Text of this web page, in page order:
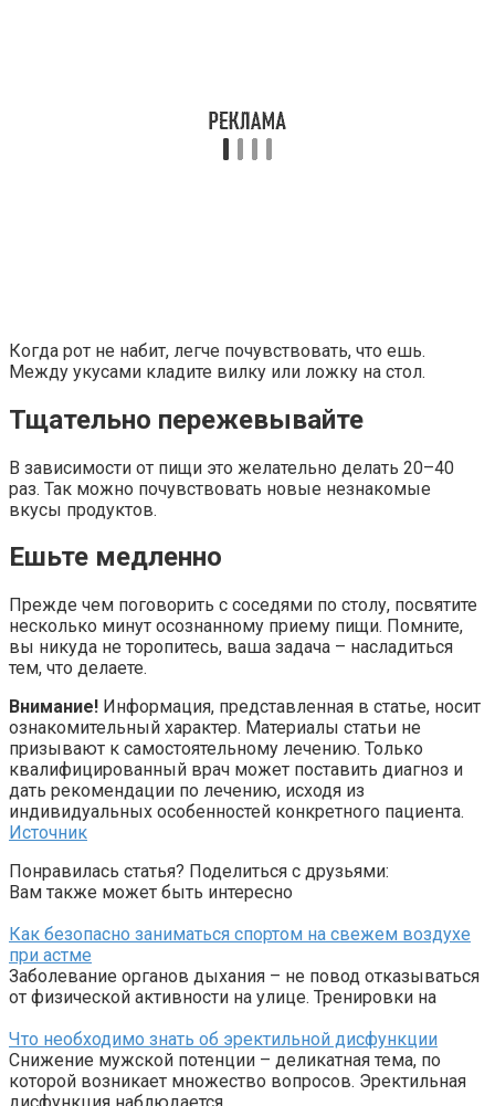
Когда рот не набит, легче почувствовать, что ешь.
Между укусами кладите вилку или ложку на стол.
Тщательно пережевывайте
В зависимости от пищи это желательно делать 20–40
раз. Так можно почувствовать новые незнакомые
вкусы продуктов.
Ешьте медленно
Прежде чем поговорить с соседями по столу, посвятите
несколько минут осознанному приему пищи. Помните,
вы никуда не торопитесь, ваша задача – насладиться
тем, что делаете.
Внимание! Информация, представленная в статье, носит
ознакомительный характер. Материалы статьи не
призывают к самостоятельному лечению. Только
квалифицированный врач может поставить диагноз и
дать рекомендации по лечению, исходя из
индивидуальных особенностей конкретного пациента.
Источник
Понравилась статья? Поделиться с друзьями:
Вам также может быть интересно
Как безопасно заниматься спортом на свежем воздухе
при астме
Заболевание органов дыхания – не повод отказываться
от физической активности на улице. Тренировки на
Что необходимо знать об эректильной дисфункции
Снижение мужской потенции – деликатная тема, по
которой возникает множество вопросов. Эректильная